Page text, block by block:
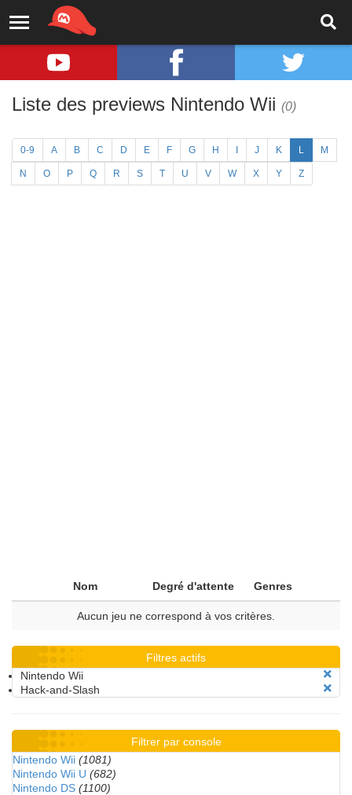
Liste des previews Nintendo Wii (0)
0-9 A B C D E F G H J K L M
N O P Q R S T U V W X Y Z
Nom Degré d'attente Genres
Aucun jeu ne correspond à vos critères.
Filtres actifs
Nintendo Wii
Hack-and-Slash
Filtrer par console
Nintendo Wii (1081)
Nintendo Wii U (682)
Nintendo DS (1100)